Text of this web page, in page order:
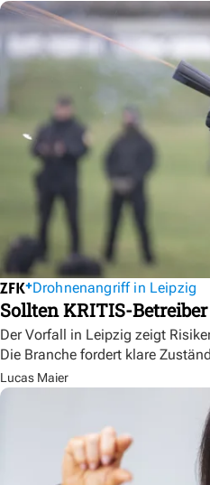
Drohnenangriff in Leipzig
Sollten KRITIS-
Der Vorfall in Leipzig zeigt
Die Branche fordert klare
Lucas Maier